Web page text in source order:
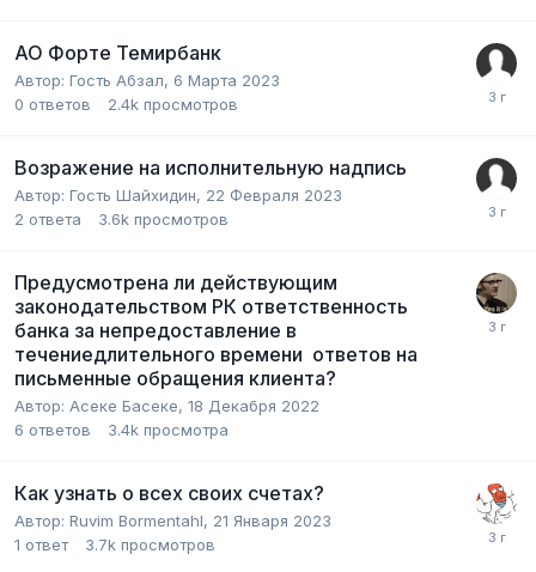
АО Форте Темирбанк
Автор: Гость Абзал, 6 Марта 2023
0 ответов 2.4k просмотров
Возражение на исполнительную надпись
Автор: Гость Шайхидин, 22 Февраля 2023
2 ответа 3.6k просмотров
Предусмотрена ли действующим
законодательством РК ответственность
банка за непредоставление в
течениедлительного времени ответов на
письменные обращения клиента?
Автор: Асеке Басеке, 18 Декабря 2022
6 ответов 3.4k просмотра
Как узнать о всех своих счетах?
Автор: Ruvim Bormentahl, 21 Января 2023
1 ответ 3.7k просмотров